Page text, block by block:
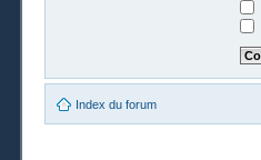
Index du forum